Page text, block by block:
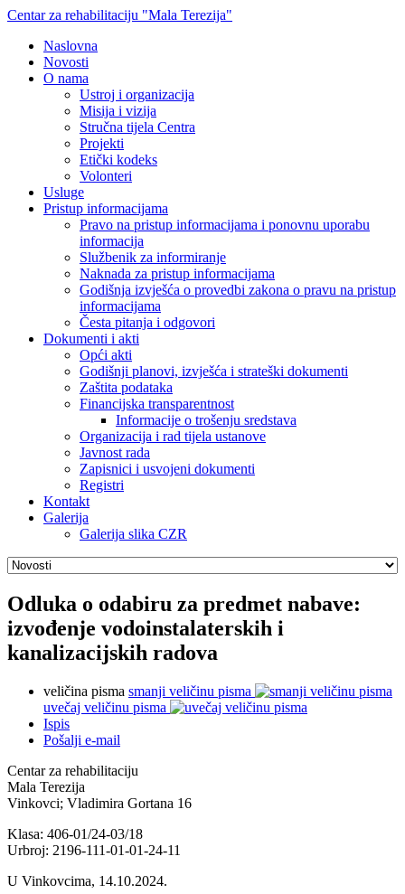
Centar za rehabilitaciju "Mala Terezija"
Naslovna
Novosti
O nama
Ustroj i organizacija
Misija i vizija
Stručna tijela Centra
Projekti
Etički kodeks
Volonteri
Usluge
Pristup informacijama
Pravo na pristup informacijama i ponovnu uporabu
informacija
Službenik za informiranje
Naknada za pristup informacijama
Godišnja izvješća o provedbi zakona o pravu na pristup
informacijama
Česta pitanja i odgovori
Dokumenti i akti
Opći akti
Godišnji planovi, izvješća i strateški dokumenti
Zaštita podataka
Financijska transparentnost
Informacije o trošenju sredstava
Organizacija i rad tijela ustanove
Javnost rada
Zapisnici i usvojeni dokumenti
Registri
Kontakt
Galerija
Galerija slika CZR
Odluka o odabiru za predmet nabave:
izvođenje vodoinstalaterskih i
kanalizacijskih radova
veličina pisma smanji veličinu pisma
uvečaj veličinu pisma
Ispis
Pošalji e-mail
Centar za rehabilitaciju
Mala Terezija
Vinkovci; Vladimira Gortana 16
Klasa: 406-01/24-03/18
Urbroj: 2196-111-01-01-24-11
U Vinkovcima, 14.10.2024.